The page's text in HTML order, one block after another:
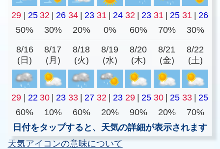
29 25 32 26 34 23 31 24 32 23 31 25 31
26
50%
30% 20% 0% 60% 70% 30%
8/16
(日)
8/17
(月)
8/18
(火)
8/19
(水)
8/20
(木)
8/21
(金)
8/22
(土)
29 22 30 23 33 27 32 23 29 25 30 25 33
25
60%
10% 60% 20% 90% 20%
70%
日付をタップすると、天気の詳細が表示されます
天気アイコンの意味について